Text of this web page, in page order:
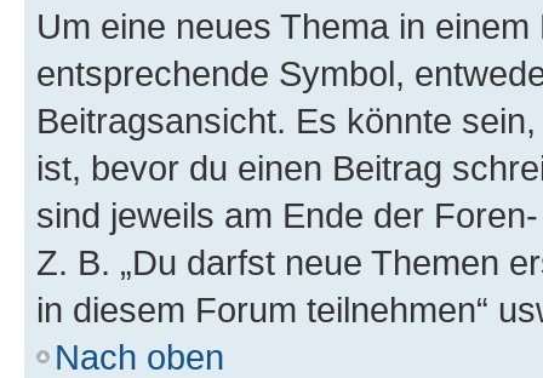
Um eine neues Thema in
entsprechende Symbol,
Beitragsansicht. Es könnte
ist, bevor du einen Beitrag
sind jeweils am Ende der
Z. B. „Du darfst neue Themen
in diesem Forum teilnehmen“
Nach oben